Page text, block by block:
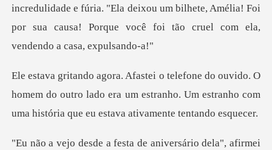
e fúria. "Ela deixou um bilhete, Amélia! Foi
por sua causa! Po
O
homem do outro lado era um estranho. Um estranho com
de aniversário dela", afirmei